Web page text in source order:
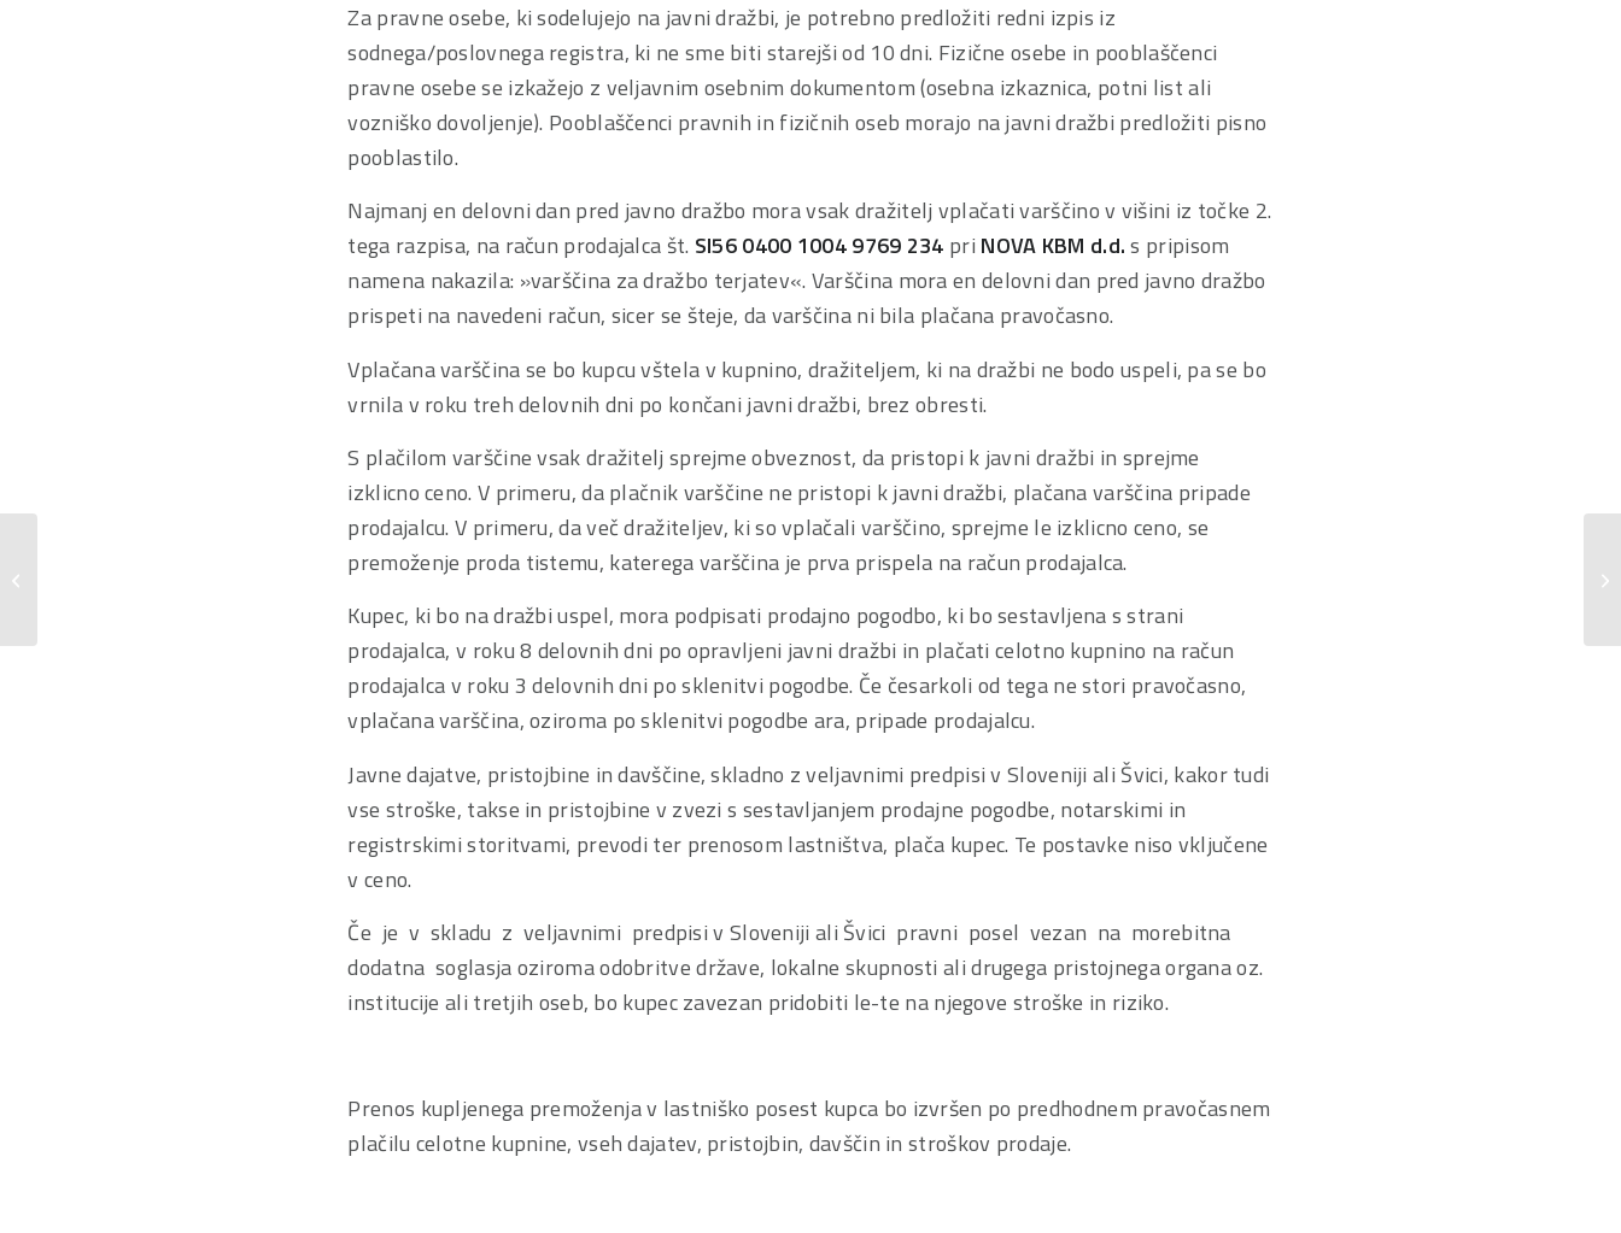
Za pravne osebe, ki sodelujejo na javni dražbi, je potrebno predložiti redni izpis iz
sodnega/poslovnega registra, ki ne sme biti starejši od 10 dni. Fizične osebe in pooblaščenci
pravne osebe se izkažejo z veljavnim osebnim dokumentom (osebna izkaznica, potni list ali
vozniško dovoljenje). Pooblaščenci pravnih in fizičnih oseb morajo na javni dražbi predložiti pisno
pooblastilo.
Najmanj en delovni dan pred javno dražbo mora vsak dražitelj vplačati varščino v višini iz točke 2.
tega razpisa, na račun prodajalca št. SI56 0400 1004 9769 234 pri NOVA KBM d.d.s pripisom
namena nakazila: »varščina za dražbo terjatev«. Varščina mora en delovni dan pred javno dražbo
prispeti na navedeni račun, sicer se šteje, da varščina ni bila plačana pravočasno.
Vplačana varščina se bo kupcu vštela v kupnino, dražiteljem, ki na dražbi ne bodo uspeli, pa se bo
vrnila v roku treh delovnih dni po končani javni dražbi, brez obresti.
S plačilom varščine vsak dražitelj sprejme obveznost, da pristopi k javni dražbi in sprejme
izklicno ceno. V primeru, da plačnik varščine ne pristopi k javni dražbi, plačana varščina pripade
prodajalcu. V primeru, da več dražiteljev, ki so vplačali varščino, sprejme le izklicno ceno, se
premoženje proda tistemu, katerega varščina je prva prispela na račun prodajalca.
Kupec, ki bo na dražbi uspel, mora podpisati prodajno pogodbo, ki bo sestavljena s strani
prodajalca, v roku 8 delovnih dni po opravljeni javni dražbi in plačati celotno kupnino na račun
prodajalca v roku 3 delovnih dni po sklenitvi pogodbe. Če česarkoli od tega ne stori pravočasno,
vplačana varščina, oziroma po sklenitvi pogodbe ara, pripade prodajalcu.
Javne dajatve, pristojbine in davščine, skladno z veljavnimi predpisi v Sloveniji ali Švici, kakor tudi
vse stroške, takse in pristojbine v zvezi s sestavljanjem prodajne pogodbe, notarskimi in
registrskimi storitvami, prevodi ter prenosom lastništva, plača kupec. Te postavke niso vključene
v ceno.
Če je v skladu z veljavnimi predpisi v Sloveniji ali Švici pravni posel vezan na morebitna
dodatna soglasja oziroma odobritve države, lokalne skupnosti ali drugega pristojnega organa oz.
institucije ali tretjih oseb, bo kupec zavezan pridobiti le-te na njegove stroške in riziko.
Prenos kupljenega premoženja v lastniško posest kupca bo izvršen po predhodnem pravočasnem
plačilu celotne kupnine, vseh dajatev, pristojbin, davščin in stroškov prodaje.